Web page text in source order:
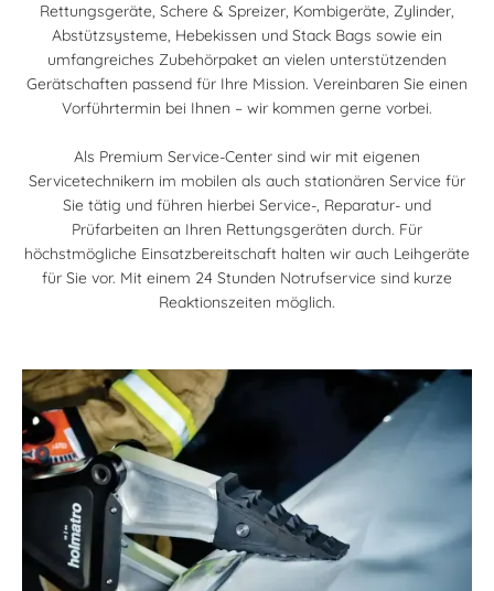
Rettungsgeräte, Schere & Spreizer, Kombigeräte, Zylinder,
Abstützsysteme, Hebekissen und Stack Bags sowie ein
umfangreiches Zubehörpaket an vielen unterstützenden
Gerätschaften passend für Ihre Mission. Vereinbaren Sie einen
Vorführtermin bei Ihnen – wir kommen gerne vorbei.
Als Premium Service-Center sind wir mit eigenen
Servicetechnikern im mobilen als auch stationären Service für
Sie tätig und führen hierbei Service-, Reparatur- und
Prüfarbeiten an Ihren Rettungsgeräten durch. Für
höchstmögliche Einsatzbereitschaft halten wir auch Leihgeräte
für Sie vor. Mit einem 24 Stunden Notrufservice sind kurze
Reaktionszeiten möglich.